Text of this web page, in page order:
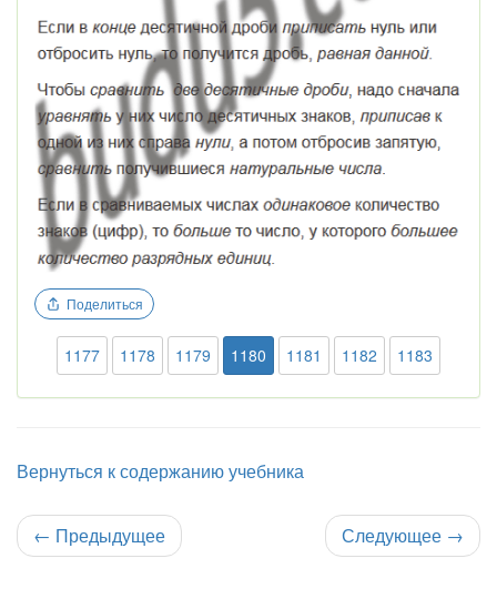
Поделиться
1177 1178 1179 1180 1181 1182 1183
Вернуться к содержанию учебника
← Предыдущее Следующее →